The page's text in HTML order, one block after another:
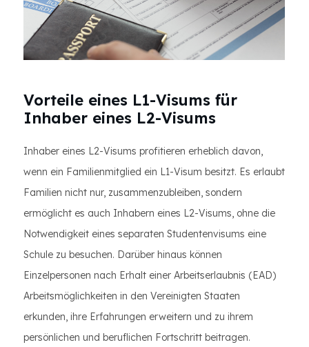
Vorteile eines L1-Visums für
Inhaber eines L2-Visums
Inhaber eines L2-Visums profitieren erheblich davon,
wenn ein Familienmitglied ein L1-Visum besitzt. Es erlaubt
Familien nicht nur, zusammenzubleiben, sondern
ermöglicht es auch Inhabern eines L2-Visums, ohne die
Notwendigkeit eines separaten Studentenvisums eine
Schule zu besuchen. Darüber hinaus können
Einzelpersonen nach Erhalt einer Arbeitserlaubnis (EAD)
Arbeitsmöglichkeiten in den Vereinigten Staaten
erkunden, ihre Erfahrungen erweitern und zu ihrem
persönlichen und beruflichen Fortschritt beitragen.